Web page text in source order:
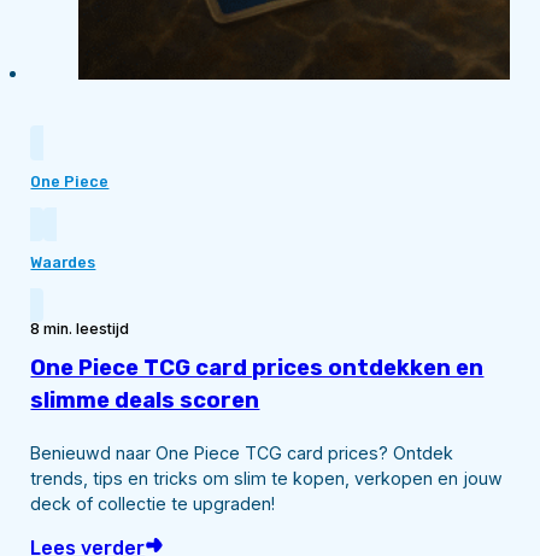
One Piece
Waardes
8 min. leestijd
One Piece TCG card prices ontdekken en
slimme deals scoren
Benieuwd naar One Piece TCG card prices? Ontdek
trends, tips en tricks om slim te kopen, verkopen en jouw
deck of collectie te upgraden!
Lees verder